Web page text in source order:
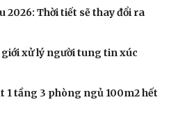
2026: Thời tiết sẽ thay đổi ra
xử lý người tung tin xúc
1 tầng 3 phòng ngủ 100m2 hết